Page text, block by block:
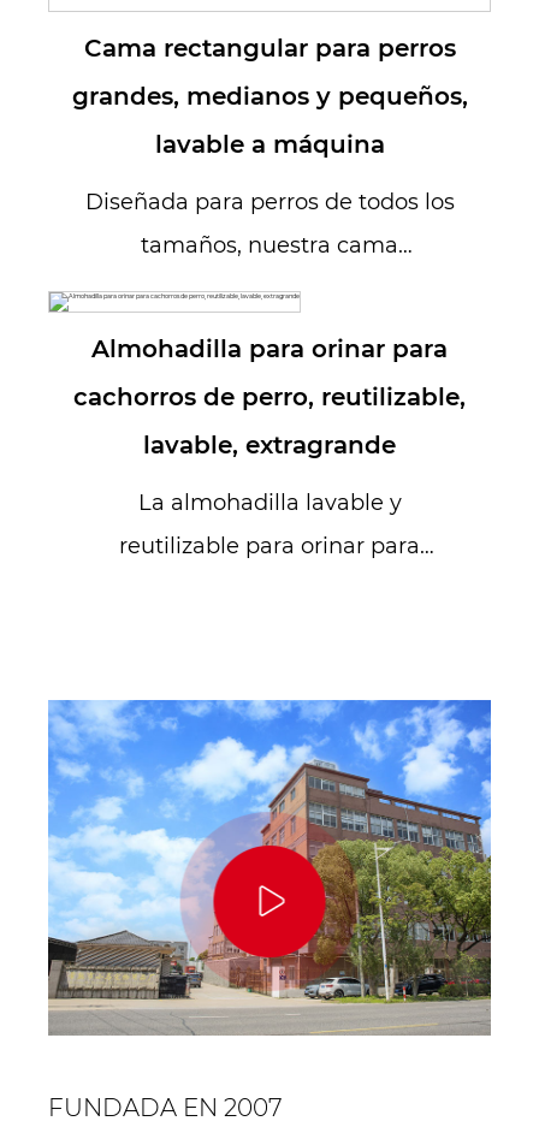
Cama rectangular para perros
grandes, medianos y pequeños,
lavable a máquina
Diseñada para perros de todos los
tamaños, nuestra cama
rectangular para perros
proporciona el lugar...
Almohadilla para orinar para
cachorros de perro, reutilizable,
lavable, extragrande
La almohadilla lavable y
reutilizable para orinar para
FUNDADA EN 2007